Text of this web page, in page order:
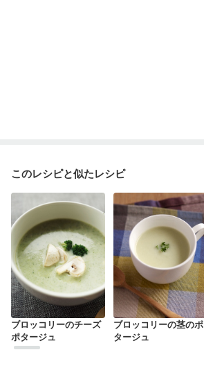
このレシピと似たレシピ
ブロッコリーのチーズ
ポタージュ
ブロッコリーの茎のポ
タージュ